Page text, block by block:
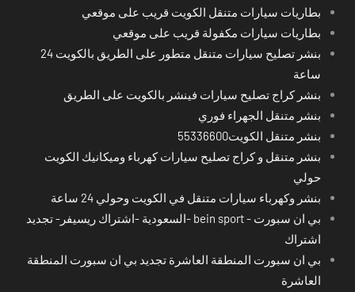
بطاريات سيارات متنقل الكويت قريب على موقعي
بطاريات سيارات مكفولة قريب على موقعي
بنشر تصليح سيارات متنقل متطور على الطريق بالكويت 24
ساعة
بنشر كراج تصليح سيارات فينشر بالكويت على الطريق
بنشر متنقل الجهراء فوري
بنشر متنقل الكويت55336600
بنشر متنقل و كراج تصليح سيارات كهرباء وميكانيك الكويت
حولي
بنشر وكهرباء سيارات متنقل في الكويت وحولي 24 ساعة
بي ان سبورت - bein sport -السعودية -اشتراك ريسيفر- تجديد
اشتراك
بي ان سبورت المنطقة العاشرة تجديد بي ان سبورت المنطقة
العاشرة